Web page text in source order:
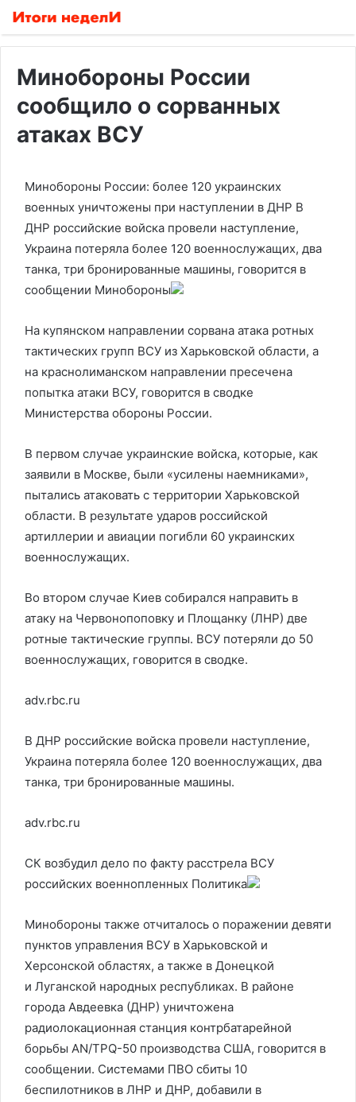
Минобороны России
сообщило о сорванных
атаках ВСУ
Минобороны России: более 120 украинских
военных уничтожены при наступлении в ДНР В
ДНР российские войска провели наступление,
Украина потеряла более 120 военнослужащих, два
танка, три бронированные машины, говорится в
сообщении Минобороны
На купянском направлении сорвана атака ротных
тактических групп ВСУ из Харьковской области, а
на краснолиманском направлении пресечена
попытка атаки ВСУ, говорится в сводке
Министерства обороны России.
В первом случае украинские войска, которые, как
заявили в Москве, были «усилены наемниками»,
пытались атаковать с территории Харьковской
области. В результате ударов российской
артиллерии и авиации погибли 60 украинских
военнослужащих.
Во втором случае Киев собирался направить в
атаку на Червонопоповку и Площанку (ЛНР) две
ротные тактические группы. ВСУ потеряли до 50
военнослужащих, говорится в сводке.
adv.rbc.ru
В ДНР российские войска провели наступление,
Украина потеряла более 120 военнослужащих, два
танка, три бронированные машины.
adv.rbc.ru
СК возбудил дело по факту расстрела ВСУ
российских военнопленных Политика
Минобороны также отчиталось о поражении девяти
пунктов управления ВСУ в Харьковской и
Херсонской областях, а также в Донецкой
и Луганской народных республиках. В районе
города Авдеевка (ДНР) уничтожена
радиолокационная станция контрбатарейной
борьбы AN/TPQ-50 производства США, говорится в
сообщении. Системами ПВО сбиты 10
беспилотников в ЛНР и ДНР, добавили в